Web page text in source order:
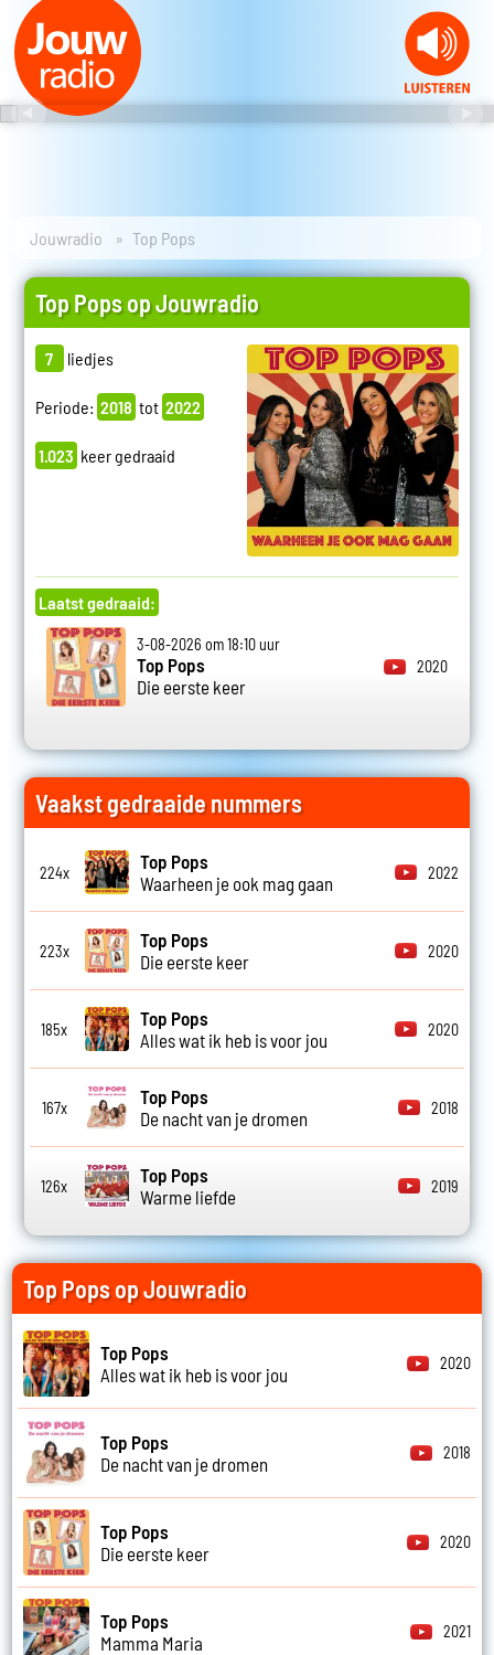
Jouwradio Top Pops
Top Pops op Jouwradio
7 liedjes
Periode: 2018 tot 2022
1.023 keer gedraaid
Laatst gedraaid:
3-08-2026 om 18:10 uur
Top Pops
Die eerste keer
2020
Vaakst gedraaide nummers
224x
Top Pops
Waarheen je ook mag gaan
2022
223x
Top Pops
Die eerste keer
2020
185x
Top Pops
Alles wat ik heb is voor jou
2020
167x
Top Pops
De nacht van je dromen
2018
126x
Top Pops
Warme liefde
2019
Top Pops op Jouwradio
Top Pops
Alles wat ik heb is voor jou
2020
Top Pops
De nacht van je dromen
2018
Top Pops
Die eerste keer
2020
Top Pops
Mamma Maria
2021